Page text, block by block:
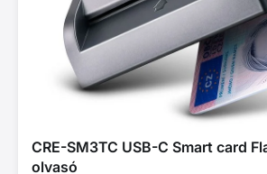
CRE-SM3TC USB-C Smart card
olvasó